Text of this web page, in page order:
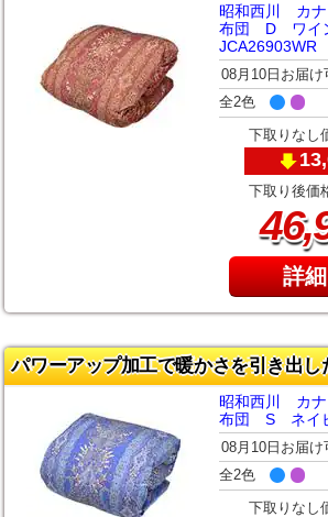
昭和西川 カナ
布団 D ワイ
JCA26903WR
08月10日お届け
全2色
下取りなし
下取り後価
46,
詳
パワーアップ加工で暖かさを引き出し
昭和西川 カナ
布団 S ネイ
08月10日お届け
全2色
下取りなし